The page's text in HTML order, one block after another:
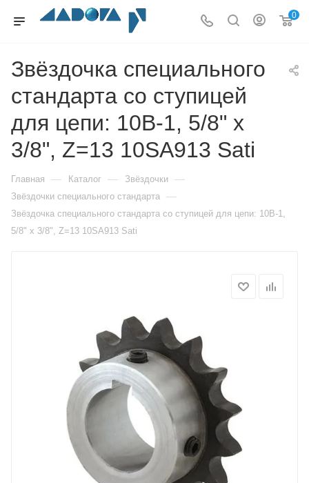
0
Звёздочка специального
стандарта со ступицей
для цепи: 10B-1, 5/8" x
3/8", Z=13 10SA913 Sati
Главная — Каталог — Звёздочки —
Звёздочки специального стандарта —
Звёздочка специального стандарта со ступицей для цепи: 10B-1,
5/8" x 3/8", Z=13 10SA913 Sati